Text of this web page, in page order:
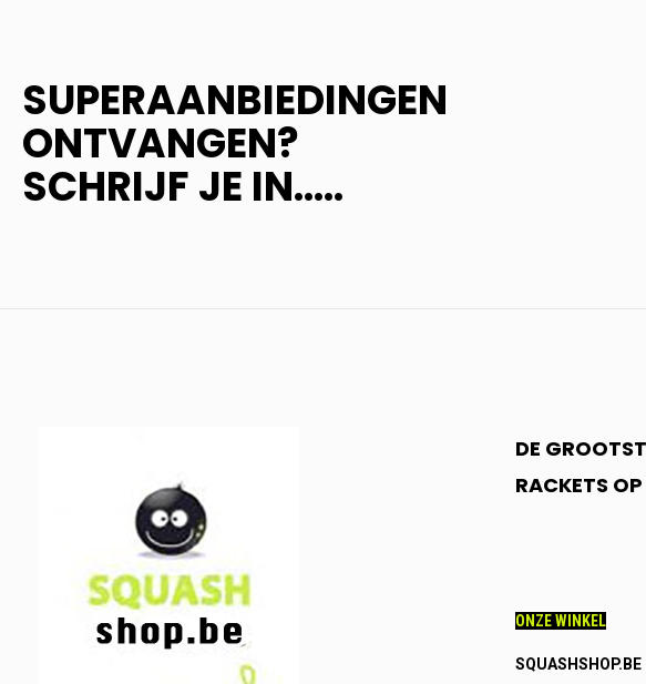
SUPERAANBIEDINGEN
ONTVANGEN?
SCHRIJF JE IN.....
DE
RACKETS
ONZE WINKEL
SQUASHSHOP.BE